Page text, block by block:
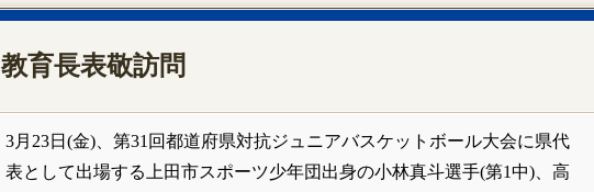
教育長表敬訪問
3月23日(金)、第31回都道府県対抗ジュニアバスケットボール大会に県代
表として出場する上田市スポーツ少年団出身の小林真斗選手(第1中)、高